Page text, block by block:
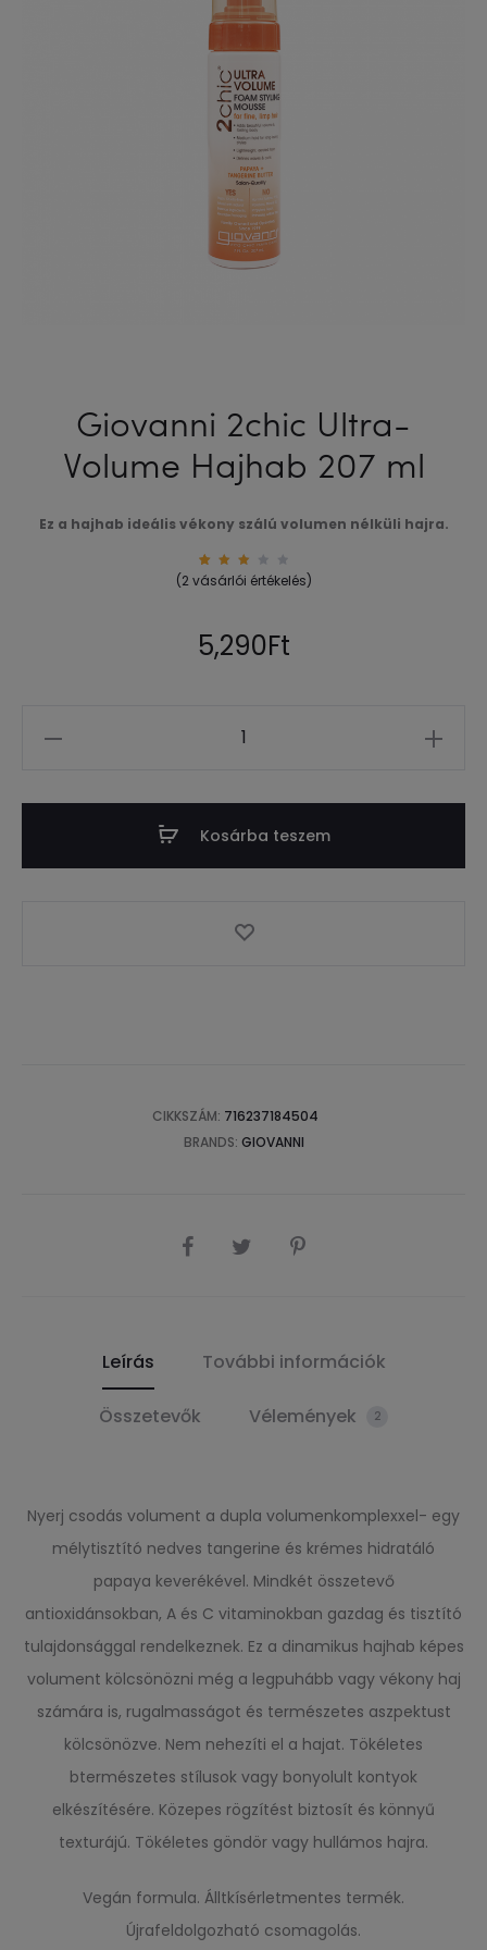
Giovanni 2chic Ultra-
Volume Hajhab 207 ml
Ez a hajhab ideális vékony szálú volumen nélküli hajra.
Érté
kelé
ből,
2
érté
kelé
(2vásárlói értékelés)
5,290Ft
Kosárba teszem
CIKKSZÁM: 716237184504
BRANDS: GIOVANNI
SHARE
Leírás További információk
Összetevők Vélemények 2
Nyerj csodás volument a dupla volumenkomplexxel- egy
mélytisztító nedves tangerine és krémes hidratáló
papaya keverékével. Mindkét összetevő
antioxidánsokban, A és C vitaminokban gazdag és tisztító
tulajdonsággal rendelkeznek. Ez a dinamikus hajhab képes
volument kölcsönözni még a legpuhább vagy vékony haj
számára is, rugalmasságot és természetes aszpektust
kölcsönözve. Nem nehezíti el a hajat. Tökéletes
btermészetes stílusok vagy bonyolult kontyok
elkészítésére. Közepes rögzítést biztosít és könnyű
texturájú. Tökéletes göndör vagy hullámos hajra.
Vegán formula. Álltkísérletmentes termék.
Újrafeldolgozható csomagolás.